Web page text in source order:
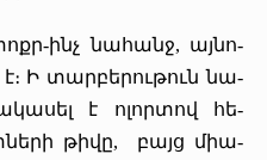
ինչ նա­հանջ, այ­նո­
Ի տար­բե­րու­թուն նա­
է ո­լոր­տով հե­
թի­վը, բայց միա­